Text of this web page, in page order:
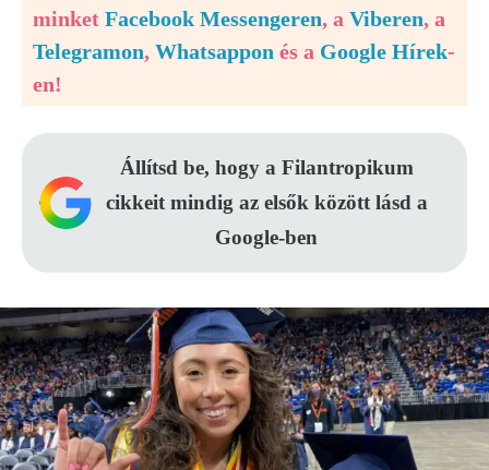
minket Facebook Messengeren, a Viberen, a
Telegramon, Whatsappon és a Google Hírek-
en!
Állítsd be, hogy a Filantropikum
cikkeit mindig az elsők között lásd a
Google-ben